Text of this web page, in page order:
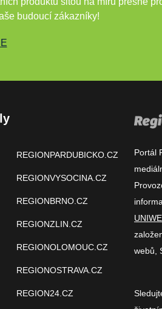
budoucí zákazníky!
REGIONPARDUBICKO.CZ
REGIONVYSOCINA.CZ
REGIONBRNO.CZ
REGIONZLIN.CZ
REGIONOLOMOUC.CZ
REGIONOSTRAVA.CZ
REGION24.CZ
Portál
webů,